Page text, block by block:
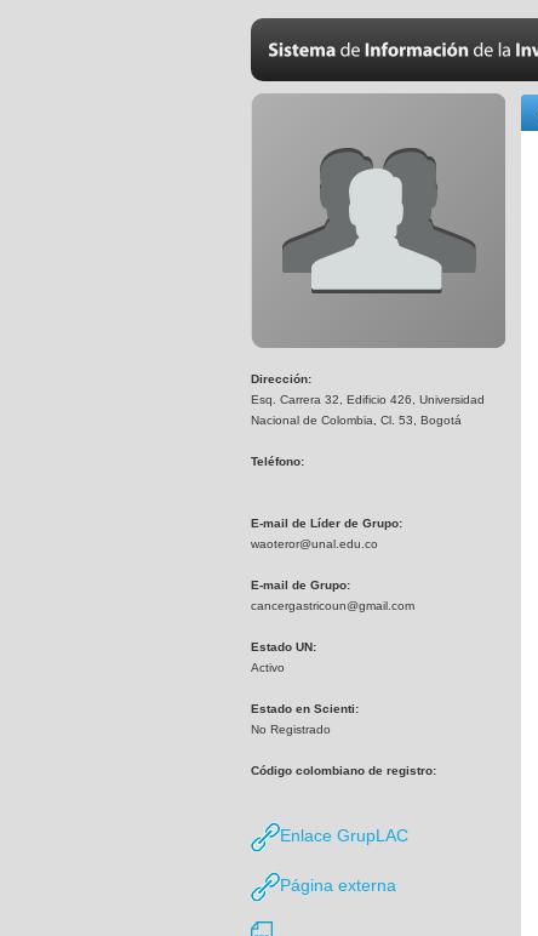
Dirección:
Esq. Carrera 32, Edificio 426, Universidad
Nacional de Colombia, Cl. 53, Bogotá
Teléfono:
E-mail de Líder de Grupo:
waoteror@unal.edu.co
E-mail de Grupo:
cancergastricoun@gmail.com
Estado UN:
Activo
Estado en Scienti:
No Registrado
Código colombiano de registro:
Enlace GrupLAC
Página externa